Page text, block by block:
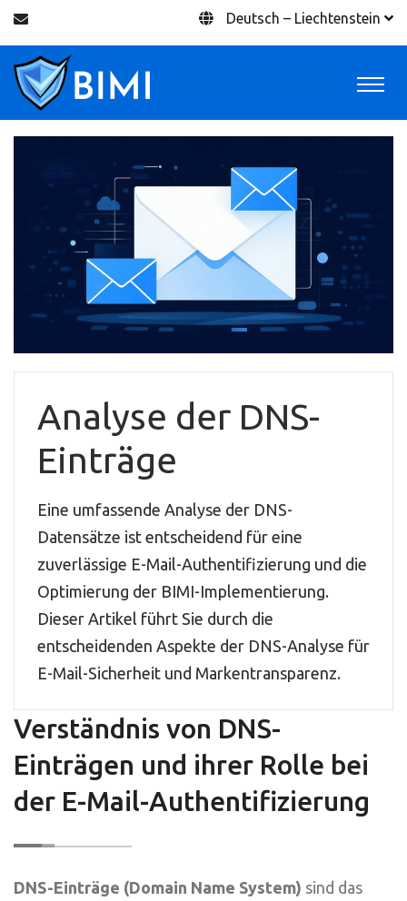
Deutsch – Liechtenstein
Analyse der DNS-
Einträge
Eine umfassende Analyse der DNS-
Datensätze ist entscheidend für eine
zuverlässige E-Mail-Authentifizierung und die
Optimierung der BIMI-Implementierung.
Dieser Artikel führt Sie durch die
entscheidenden Aspekte der DNS-Analyse für
E-Mail-Sicherheit und Markentransparenz.
Verständnis von DNS-
Einträgen und ihrer Rolle bei
der E-Mail-Authentifizierung
DNS-Einträge (Domain Name System) sind das